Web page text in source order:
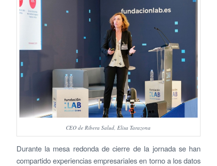
CEO de Ribera Salud, Elisa Tarazona
Durante la mesa redonda de cierre de la jornada se han
compartido experiencias empresariales en torno a los datos